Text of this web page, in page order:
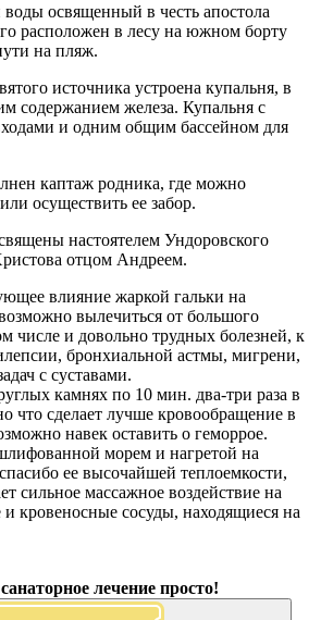
освященный в честь апостола
расположен в лесу на южном борту
на пляж.
источника устроена купальня, в
содержанием железа. Купальня с
и одним общим бассейном для
каптаж родника, где можно
осуществить ее забор.
настоятелем Ундоровского
отцом Андреем.
влияние жаркой гальки на
вылечиться от большого
числе и довольно трудных болезней, к
бронхиальной астмы, мигрени,
с суставами.
камнях по 10 мин. два-три раза в
что сделает лучше кровообращение в
навек оставить о геморрое.
морем и нагретой на
ее высочайшей теплоемкости,
сильное массажное воздействие на
кровеносные сосуды, находящиеся на
лечение просто!